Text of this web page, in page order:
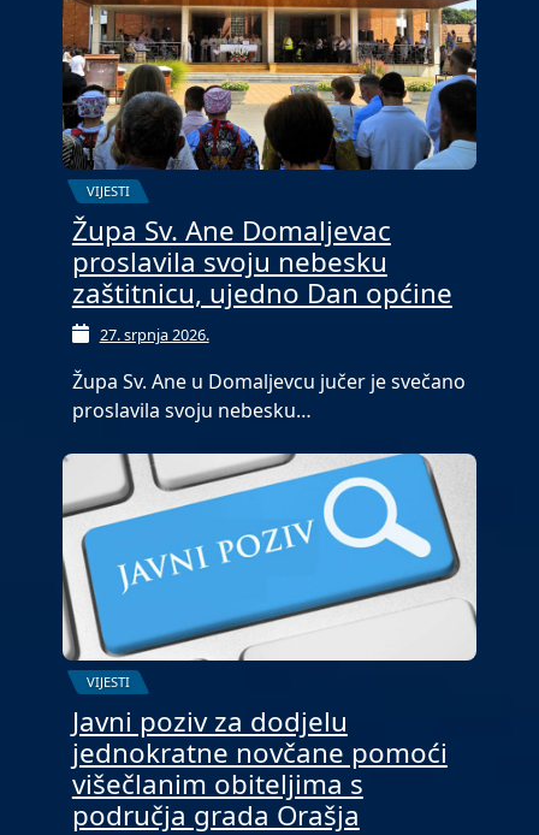
VIJESTI
Župa Sv. Ane Domaljevac
proslavila svoju nebesku
zaštitnicu, ujedno Dan općine
27. srpnja 2026.
Župa Sv. Ane u Domaljevcu jučer je svečano
proslavila svoju nebesku…
VIJESTI
Javni poziv za dodjelu
jednokratne novčane pomoći
višečlanim obiteljima s
područja grada Orašja